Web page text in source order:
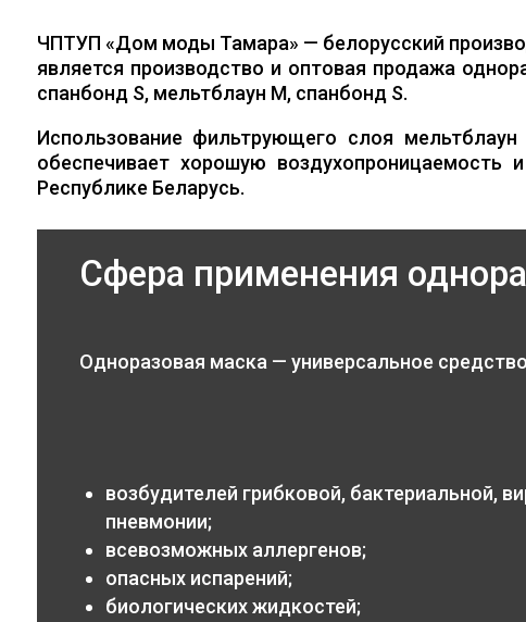
ЧПТУП «Дом моды Тамара» — белорусский
является производство и оптовая продажа
спанбонд S, мельтблаун M, спанбонд S.
Использование фильтрующего слоя
обеспечивает хорошую
Республике Беларусь.
Сфера применения
Одноразовая маска — универсальное
возбудителей грибковой, бактериальной,
пневмонии;
всевозможных аллергенов;
опасных испарений;
биологических жидкостей;